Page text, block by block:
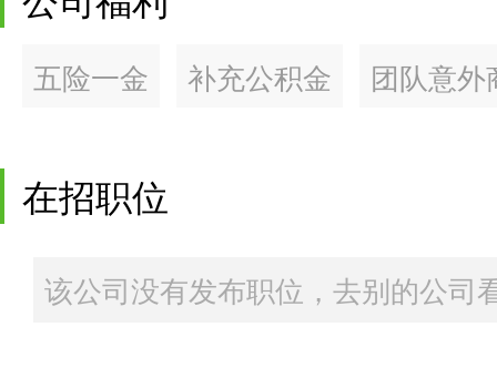
五险一金 补充公积金 团队意外
在招职位
该公司没有发布职位，去别的公司